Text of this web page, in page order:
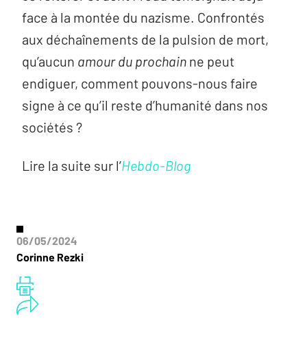
06/05/2024
Corinne Rezki
face à la montée du nazisme. Confrontés
aux déchaînements de la pulsion de mort,
qu’aucun amour du prochain ne peut
endiguer, comment pouvons-nous faire
signe à ce qu’il reste d’humanité dans nos
sociétés ?
Lire la suite sur l’Hebdo-Blog